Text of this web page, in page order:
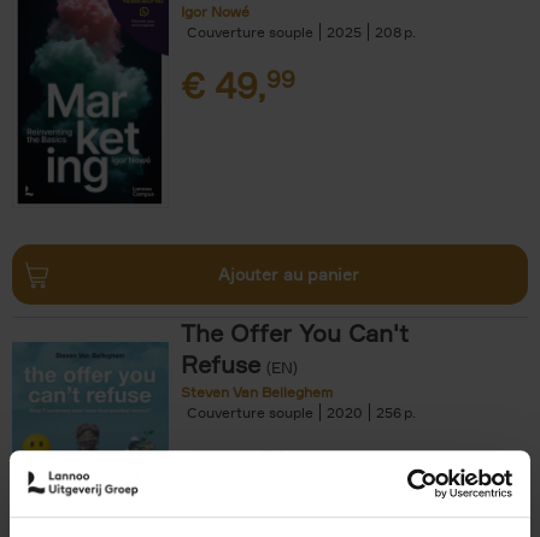
Igor Nowé
Couverture souple
2025 208
€ 49,99
Ajouter au panier
The Offer You Can't
Refuse (EN)
Steven Van Belleghem
Couverture souple
2020 256
€37,50